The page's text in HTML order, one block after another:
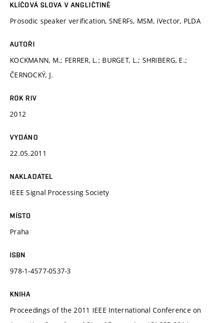
KLÍČOVÁ SLOVA V ANGLIČTINĚ
Prosodic speaker verification, SNERFs, MSM, iVector, PLDA
AUTOŘI
KOCKMANN, M.; FERRER, L.; BURGET, L.; SHRIBERG, E.;
ČERNOCKÝ, J.
ROK RIV
2012
VYDÁNO
22.05.2011
NAKLADATEL
IEEE Signal Processing Society
MÍSTO
Praha
ISBN
978-1-4577-0537-3
KNIHA
Proceedings of the 2011 IEEE International Conference on